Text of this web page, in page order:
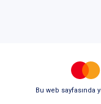
Bu web sayfasında